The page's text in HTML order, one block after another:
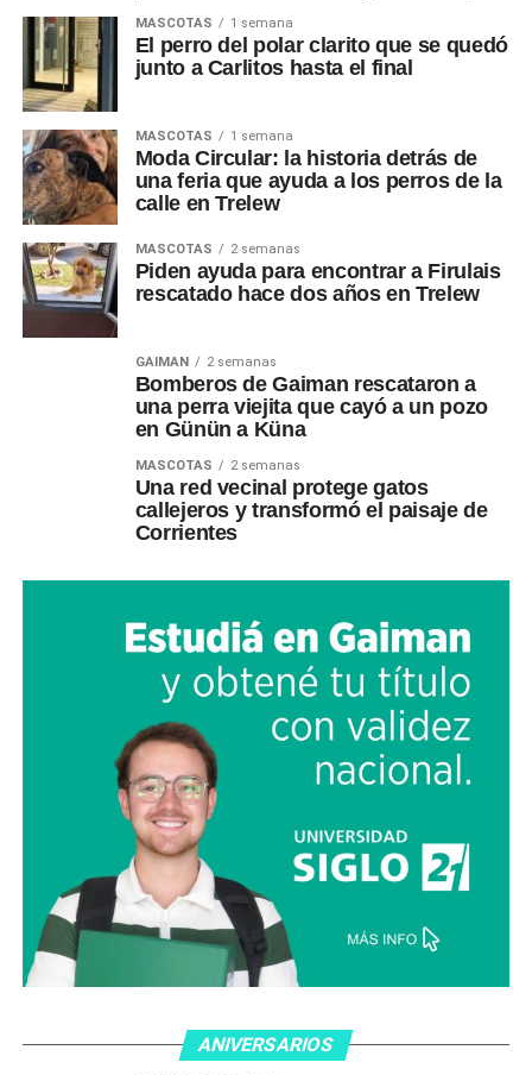
MASCOTAS 1 semana
El perro del polar clarito que se quedó
junto a Carlitos hasta el final
MASCOTAS 1 semana
Moda Circular: la historia detrás de
una feria que ayuda a los perros de la
calle en Trelew
MASCOTAS 2 semanas
Piden ayuda para encontrar a Firulais
rescatado hace dos años en Trelew
GAIMAN 2 semanas
Bomberos de Gaiman rescataron a
una perra viejita que cayó a un pozo
en Günün a Küna
MASCOTAS 2 semanas
Una red vecinal protege gatos
callejeros y transformó el paisaje de
Corrientes
ANIVERSARIOS